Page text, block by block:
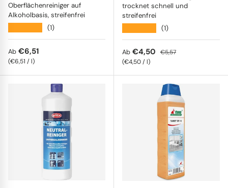
Oberflächenreiniger auf
Alkoholbasis, streifenfrei
(1)
Normaler Preis
Ab €6,51
Grundpreis
€6,51 /l
trocknet schnell und
streifenfrei
(1)
Verkaufspreis
Ab €4,50 Normaler Preis
€5,57
Grundpreis
€4,50/l